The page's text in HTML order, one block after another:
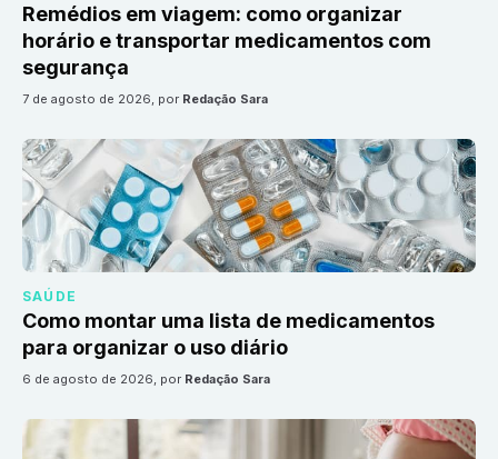
Remédios em viagem: como organizar
horário e transportar medicamentos com
segurança
7 de agosto de 2026, por Redação Sara
SAÚDE
Como montar uma lista de medicamentos
para organizar o uso diário
6 de agosto de 2026, por Redação Sara